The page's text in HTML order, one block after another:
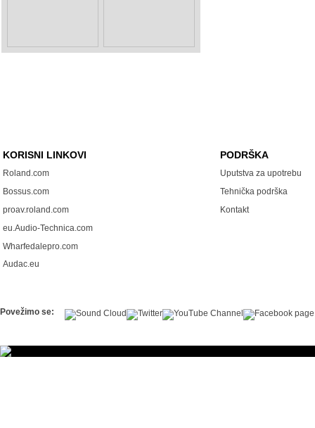
KORISNI LINKOVI
Roland.com
Bossus.com
proav.roland.com
eu.Audio-Technica.com
Wharfedalepro.com
Audac.eu
PODRŠKA
Uputstva za upotrebu
Tehnička podrška
Kontakt
Povežimo se: